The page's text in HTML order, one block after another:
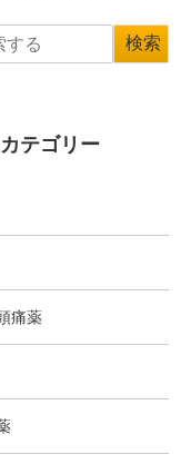
テゴリー
痛薬